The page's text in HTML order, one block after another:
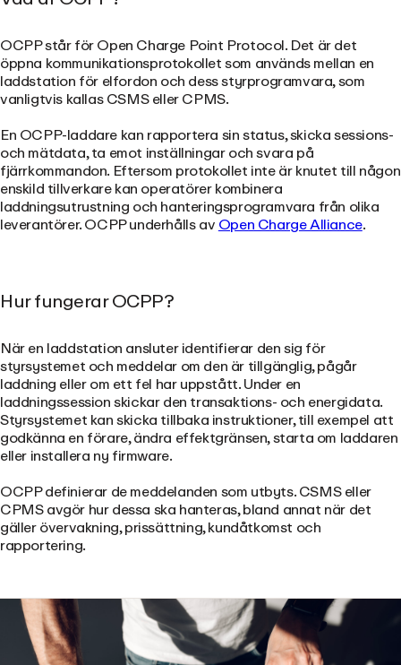
OCPP står för Open Charge Point Protocol. Det är det
öppna kommunikationsprotokollet som används mellan en
laddstation för elfordon och dess styrprogramvara, som
vanligtvis kallas CSMS eller CPMS.
En OCPP-laddare kan rapportera sin status, skicka sessions-
och mätdata, ta emot inställningar och svara på
fjärrkommandon. Eftersom protokollet inte är knutet till någon
enskild tillverkare kan operatörer kombinera
laddningsutrustning och hanteringsprogramvara från olika
leverantörer. OCPP underhålls avOpen Charge Alliance.
Hur fungerar OCPP?
När en laddstation ansluter identifierar den sig för
styrsystemet och meddelar om den är tillgänglig, pågår
laddning eller om ett fel har uppstått. Under en
laddningssession skickar den transaktions- och energidata.
Styrsystemet kan skicka tillbaka instruktioner, till exempel att
godkänna en förare, ändra effektgränsen, starta om laddaren
eller installera ny firmware.
OCPP definierar de meddelanden som utbyts. CSMS eller
CPMS avgör hur dessa ska hanteras, bland annat när det
gäller övervakning, prissättning, kundåtkomst och
rapportering.